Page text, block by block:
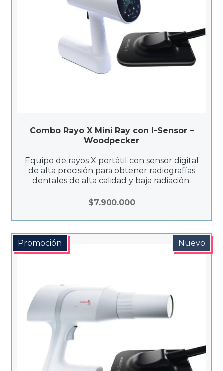
Combo Rayo X Mini Ray con I-Sensor –
Woodpecker
Equipo de rayos X portátil con sensor digital
de alta precisión para obtener radiografías
dentales de alta calidad y baja radiación.
$7.900.000
Nuevo
Promoción